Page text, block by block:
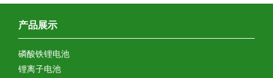
产品展示
磷酸铁锂电池
锂离子电池